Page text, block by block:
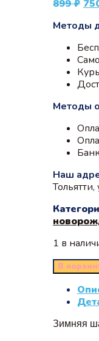
899₽
Методы
Методы
Наш
1 в
В
Зимняя